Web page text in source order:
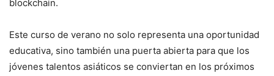
blockchain.
Este curso de verano no solo representa una oportunidad
educativa, sino también una puerta abierta para que los
jóvenes talentos asiáticos se conviertan en los próximos